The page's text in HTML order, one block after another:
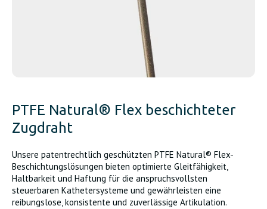
PTFE Natural® Flex beschichteter
Zugdraht
Unsere patentrechtlich geschützten PTFE Natural® Flex-
Beschichtungslösungen bieten optimierte Gleitfähigkeit,
Haltbarkeit und Haftung für die anspruchsvollsten
steuerbaren Kathetersysteme und gewährleisten eine
reibungslose, konsistente und zuverlässige Artikulation.